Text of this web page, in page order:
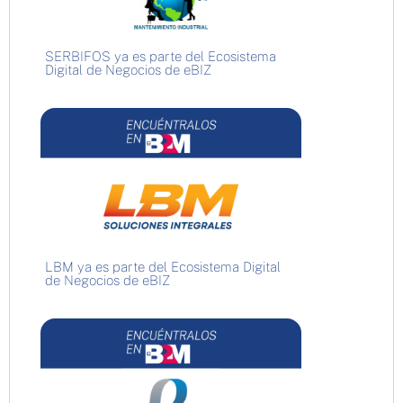
SERBIFOS ya es parte del Ecosistema
Digital de Negocios de eBIZ
LBM ya es parte del Ecosistema Digital
de Negocios de eBIZ